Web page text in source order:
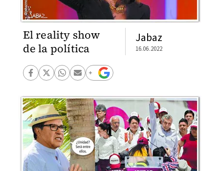
El reality show
de la política
Jabaz
16.06.2022